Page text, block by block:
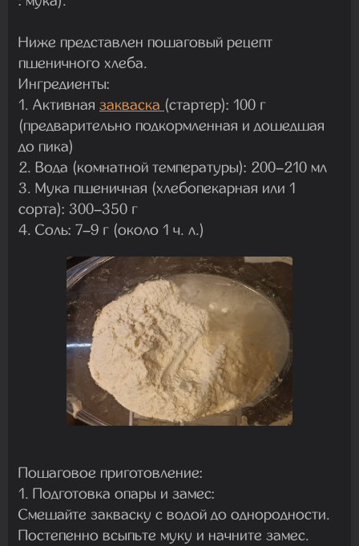
22.07.2026 19:16:45
Madam
19.07.2026 08:27:00
Ниже представлен пошаговый рецепт
пшеничного хлеба.
Ингредиенты:
1. Активная закваска (стартер): 100 г
(предварительно подкормленная и дошедшая
до пика)
2. Вода (комнатной температуры): 200–210 мл
3. Мука пшеничная (хлебопекарная или 1
сорта): 300–350 г
4. Соль: 7–9 г (около 1 ч. л.)
Пошаговое приготовление:
1. Подготовка опары и замес:
Смешайте закваску с водой до однородности.
Постепенно всыпьте муку и начните замес.